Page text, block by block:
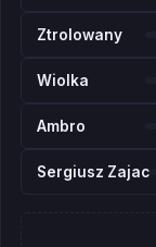
Ztrolowany
Wiolka
Ambro
Sergiusz Zajac